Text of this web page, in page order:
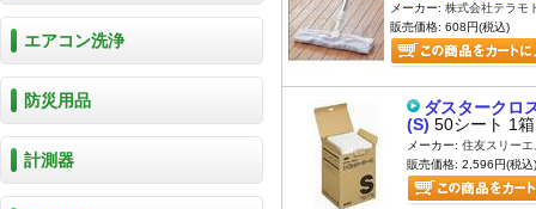
エアコン洗浄
防災用品
計測器
メーカー: 株式会社テラモ
販売価格: 608円(税込)
ダスタークロ
(S) 50シート 1箱
メーカー: 住友スリー
販売価格: 2,596円(税込)